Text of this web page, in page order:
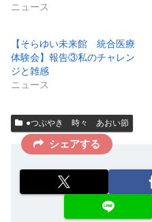
ニュース
【そらゆい未来館 統合医療
体験会】報告③私のチャレン
ジと雑感
ニュース
●つぶやき 時々 あおい節
シェアする